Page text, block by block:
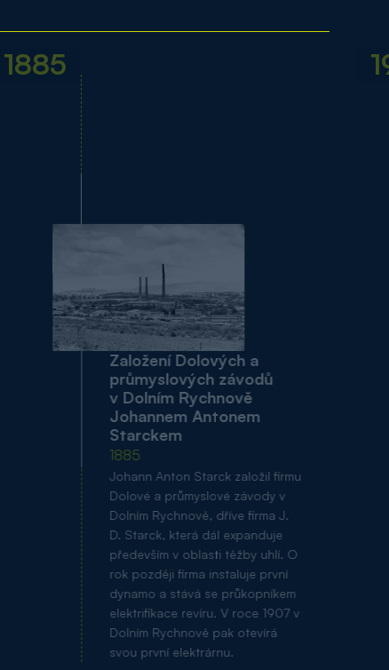
1885
Založení Dolových a
průmyslových závodů
v Dolním Rychnově
Johannem Antonem
Starckem
1885
Johann Anton Starck založil firmu
Dolové a průmyslové závody v
Dolním Rychnově, dříve firma J.
D. Starck, která dál expanduje
především v oblasti těžby uhlí. O
rok později firma instaluje první
dynamo a stává se průkopníkem
elektrifikace revíru. V roce 1907 v
Dolním Rychnově pak otevírá
svou první elektrárnu.